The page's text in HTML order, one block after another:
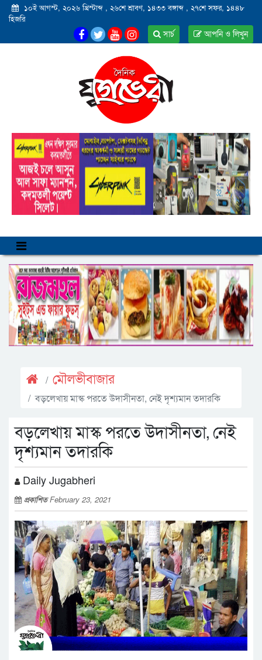
১০ই আগস্ট, ২০২৬ খ্রিস্টাব্দ , ২৬শে শ্রাবণ, ১৪৩৩ বঙ্গাব্দ , ২৭শে সফর, ১৪৪৮
হিজরি
আপনি ও লিখুন
সার্চ
মৌলভীবাজার
বড়লেখায় মাস্ক পরতে উদাসীনতা, নেই দৃশ্যমান তদারকি
বড়লেখায় মাস্ক পরতে উদাসীনতা, নেই
দৃশ্যমান তদারকি
Daily Jugabheri
প্রকাশিতFebruary 23, 2021